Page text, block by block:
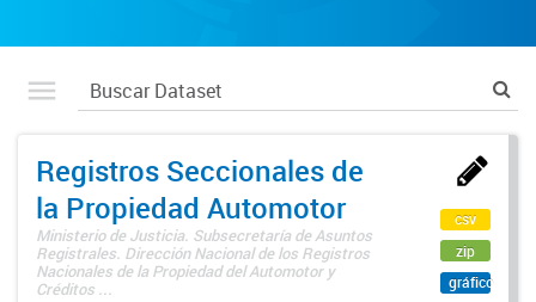
Registros Seccionales de
la Propiedad Automotor
Ministerio de Justicia. Subsecretaría de Asuntos
Registrales. Dirección Nacional de los Registros
Nacionales de la Propiedad del Automotor y
Créditos ...
csv
zip
gráfico